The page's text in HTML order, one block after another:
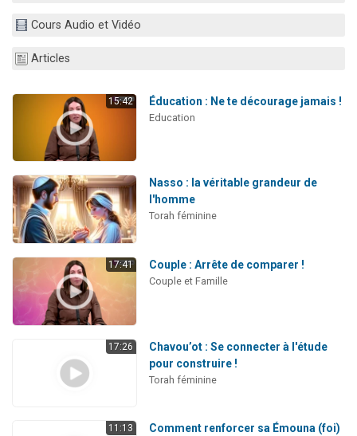
Cours Audio et Vidéo
Articles
15:42 Éducation : Ne te décourage jamais !
Education
Nasso : la véritable grandeur de
l'homme
Torah féminine
17:41 Couple : Arrête de comparer !
Couple et Famille
17:26
Chavou’ot : Se connecter à l'étude
pour construire !
Torah féminine
11:13
Comment renforcer sa Émouna (foi)